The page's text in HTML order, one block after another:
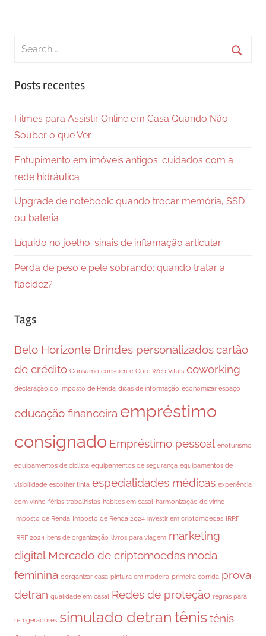
Search
Posts recentes
Filmes para Assistir Online em Casa Quando Não
Souber o que Ver
Entupimento em imóveis antigos: cuidados com a
rede hidráulica
Upgrade de notebook: quando trocar memória, SSD
ou bateria
Líquido no joelho: sinais de inflamação articular
Perda de peso e pele sobrando: quando tratar a
flacidez?
Tags
Belo Horizonte Brindes personalizadoscartão
de crédito Consumo consciente Core Web Vitals coworking
declaração do Imposto de Renda dicas de informação economizar espaço
educação financeira empréstimo
consignado Empréstimo pessoal enoturismo
equipamentos de ciclista equipamentos de segurança equipamentos de
visibilidade escolher tinta especialidades médicas experiência
com vinho férias trabalhistas habitos em casal harmonização de vinho
Imposto de Renda Imposto de Renda 2024 investir em criptomoedas IRRF
IRRF 2024 itens de organização livros para viagem marketing
digital Mercado de criptomoedas moda
feminina oorganizar casa pintura em madeira primeira corrida prova
detran qualidade em casal Redes de proteção regras para
refrigeradores simulado detran tênis tênis